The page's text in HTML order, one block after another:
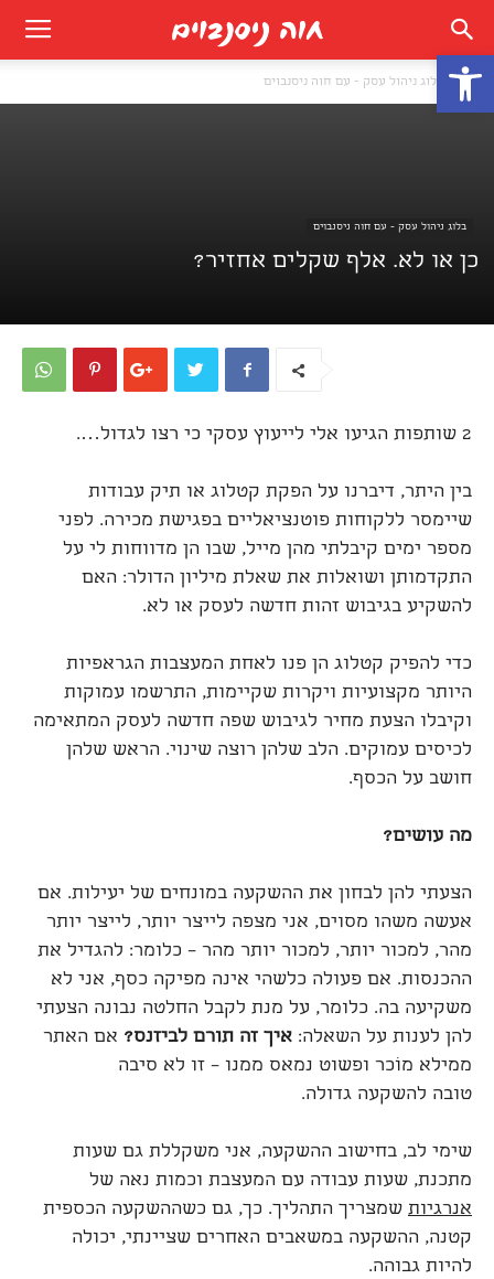
פתח סרגל נגישות
בית בלוג ניהול עסק - עם חוה ניסנבוים
בלוג ניהול עסק - עם חוה ניסנבוים
כן או לא. אלף שקלים אחזיר?
2 שותפות הגיעו אלי לייעוץ עסקי כי רצו לגדול….
בין היתר, דיברנו על הפקת קטלוג או תיק עבודות
שיימסר ללקוחות פוטנציאליים בפגישת מכירה. לפני
מספר ימים קיבלתי מהן מייל, שבו הן מדווחות לי על
התקדמותן ושואלות את שאלת מיליון הדולר: האם
להשקיע בגיבוש זהות חדשה לעסק או לא.
כדי להפיק קטלוג הן פנו לאחת המעצבות הגראפיות
היותר מקצועיות ויקרות שקיימות, התרשמו עמוקות
וקיבלו הצעת מחיר לגיבוש שפה חדשה לעסק המתאימה
לכיסים עמוקים. הלב שלהן רוצה שינוי. הראש שלהן
חושב על הכסף.
מה עושים?
הצעתי להן לבחון את ההשקעה במונחים של יעילות. אם
אעשה משהו מסוים, אני מצפה לייצר יותר, לייצר יותר
מהר, למכור יותר, למכור יותר מהר – כלומר: להגדיל את
ההכנסות. אם פעולה כלשהי אינה מפיקה כסף, אני לא
משקיעה בה. כלומר, על מנת לקבל החלטה נבונה הצעתי
להן לענות על השאלה: איך זה תורם לביזנס? אם האתר
ממילא מוֹכר ופשוט נמאס ממנו – זו לא סיבה
טובה להשקעה גדולה.
שימי לב, בחישוב ההשקעה, אני משקללת גם שעות
מתכנת, שעות עבודה עם המעצבת וכמות נאה של
אנרגיות שמצריך התהליך. כך, גם כשההשקעה הכספית
קטנה, ההשקעה במשאבים האחרים שציינתי, יכולה
להיות גבוהה.